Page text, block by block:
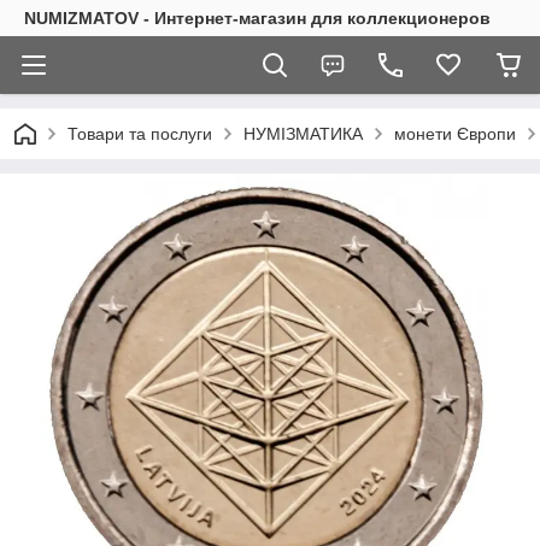
NUMIZMATOV - Интернет-магазин для коллекционеров
Товари та послуги НУМІЗМАТИКА монети Європи